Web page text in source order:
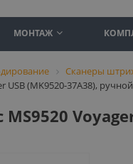
МОНТАЖ
Сканеры
USB (MK9520-37A38),